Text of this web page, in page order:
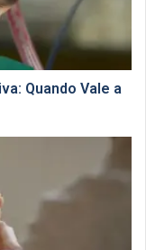
Quando Vale a